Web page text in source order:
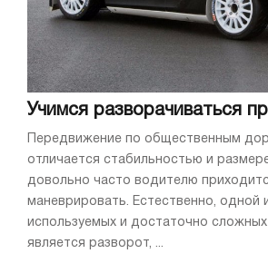
Учимся разворачиваться
Передвижение по общественным
отличается стабильностью и
довольно часто водителю
маневрировать. Естественно, одной
используемых и достаточно
является разворот, ...